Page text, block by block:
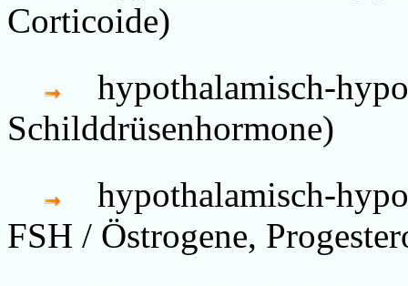
Corticoide)
hypothalamisch-
Schilddrüsenhormone)
hypothalamisch-
FSH / Östrogene,